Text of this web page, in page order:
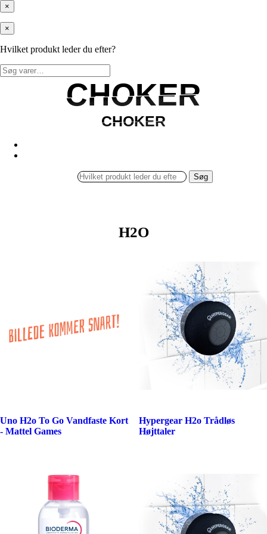
×
×
Hvilket produkt leder du efter?
Søg
efter:
CHOKER
CHOKER
CHOKER
CHOKER
Søg
H2O
Uno H2o To Go Vandfaste Kort
- Mattel Games
Hypergear H2o Trådløs
Højttaler